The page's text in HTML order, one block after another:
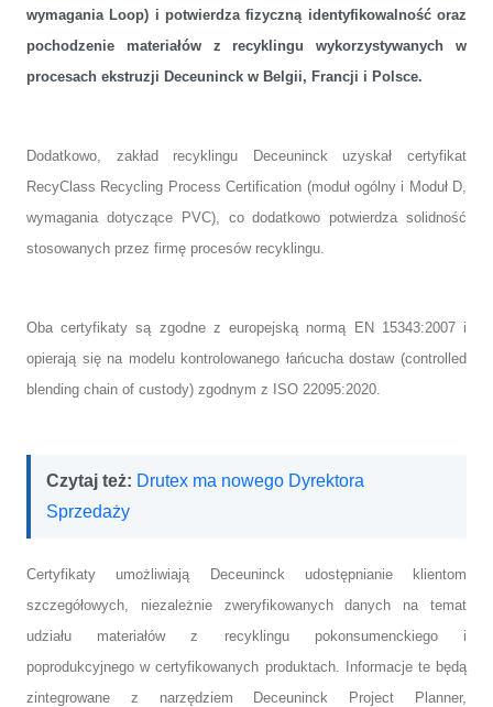
wymagania Loop) i potwierdza fizyczną identyfikowalność oraz
pochodzenie materiałów z recyklingu wykorzystywanych w
procesach ekstruzji Deceuninck w Belgii, Francji i Polsce.
Dodatkowo, zakład recyklingu Deceuninck uzyskał certyfikat
RecyClass Recycling Process Certification (moduł ogólny i Moduł D,
wymagania dotyczące PVC), co dodatkowo potwierdza solidność
stosowanych przez firmę procesów recyklingu.
Oba certyfikaty są zgodne z europejską normą EN 15343:2007 i
opierają się na modelu kontrolowanego łańcucha dostaw (controlled
blending chain of custody) zgodnym z ISO 22095:2020.
Czytaj też: Drutex ma nowego Dyrektora
Sprzedaży
Certyfikaty umożliwiają Deceuninck udostępnianie klientom
szczegółowych, niezależnie zweryfikowanych danych na temat
udziału materiałów z recyklingu pokonsumenckiego i
poprodukcyjnego w certyfikowanych produktach. Informacje te będą
zintegrowane z narzędziem Deceuninck Project Planner,